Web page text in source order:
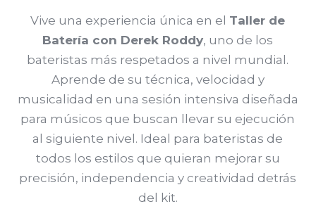
Vive una experiencia única en el Taller de
Batería con Derek Roddy, uno de los
bateristas más respetados a nivel mundial.
Aprende de su técnica, velocidad y
musicalidad en una sesión intensiva diseñada
para músicos que buscan llevar su ejecución
al siguiente nivel. Ideal para bateristas de
todos los estilos que quieran mejorar su
precisión, independencia y creatividad detrás
del kit.